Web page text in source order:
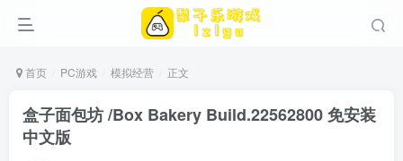
首页 PC游戏 模拟经营 正文
盒子面包坊 /Box Bakery Build.22562800 免安装
中文版